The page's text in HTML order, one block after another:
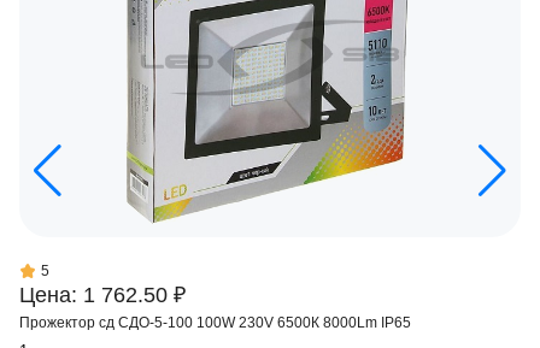
Цена: 1 762.50 ₽
5
Прожектор сд СДО-5-100 100W 230V 6500К 8000Lm IP65